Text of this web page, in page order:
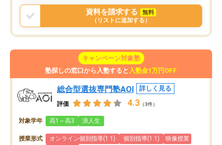
資料を請求する
無料
（リストに追加する）
キャンペーン対象塾
塾探しの窓口から入塾すると 入塾金1万円OFF
総合型選抜専門塾AOI 詳しく見る
評価 4.3 （3件）
対象学年 高1～高3 浪人生
授業形式 オンライン個別指導(1:1) 個別指導(1:1)
映像授業